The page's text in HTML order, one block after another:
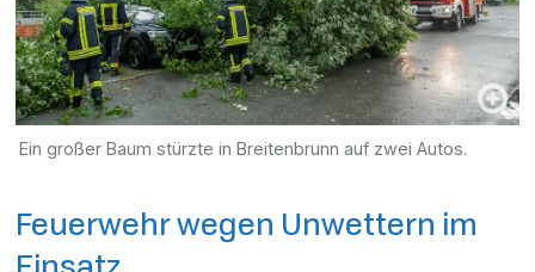
Ein großer Baum stürzte in Breitenbrunn auf zwei Autos.
Feuerwehr wegen Unwettern im